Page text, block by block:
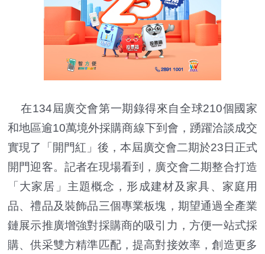
在134屆廣交會第一期錄得來自全球210個國家
和地區逾10萬境外採購商線下到會，踴躍洽談成交
實現了「開門紅」後，本屆廣交會二期於23日正式
開門迎客。記者在現場看到，廣交會二期整合打造
「大家居」主題概念，形成建材及家具、家庭用
品、禮品及裝飾品三個專業板塊，期望通過全產業
鏈展示推廣增強對採購商的吸引力，方便一站式採
購、供采雙方精準匹配，提高對接效率，創造更多